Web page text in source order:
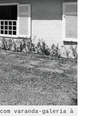
varanda-galeria à